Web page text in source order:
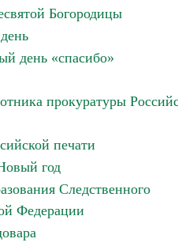
Богородицы
день «спасибо»
прокуратуры
печати
год
Следственного
Федерации